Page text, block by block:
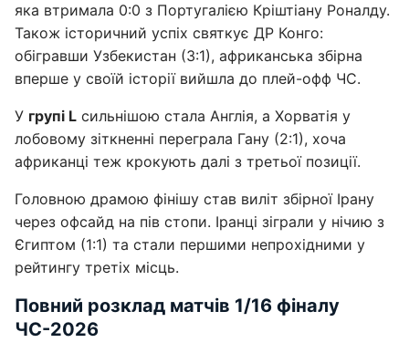
яка втримала 0:0 з Португалією Кріштіану Роналду.
Також історичний успіх святкує ДР Конго:
обігравши Узбекистан (3:1), африканська збірна
вперше у своїй історії вийшла до плей-офф ЧС.
У групі L сильнішою стала Англія, а Хорватія у
лобовому зіткненні переграла Гану (2:1), хоча
африканці теж крокують далі з третьої позиції.
Головною драмою фінішу став виліт збірної Ірану
через офсайд на пів стопи. Іранці зіграли у нічию з
Єгиптом (1:1) та стали першими непрохідними у
рейтингу третіх місць.
Повний розклад матчів 1/16 фіналу
ЧС-2026